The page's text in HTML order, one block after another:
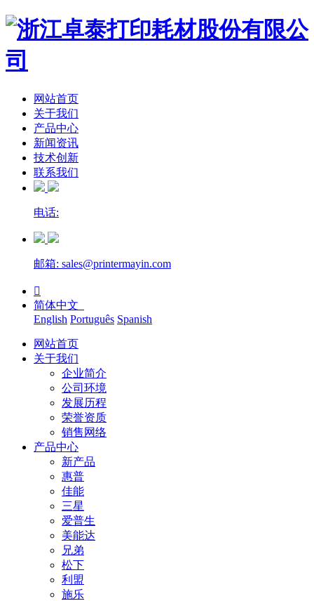
网站首页
关于我们
产品中心
新闻资讯
技术创新
联系我们
电话:
邮箱: sales@printermayin.com

简体中文
English Português Spanish
网站首页
关于我们
企业简介
公司环境
发展历程
荣誉资质
销售网络
产品中心
新产品
惠普
佳能
三星
爱普生
美能达
兄弟
松下
利盟
施乐